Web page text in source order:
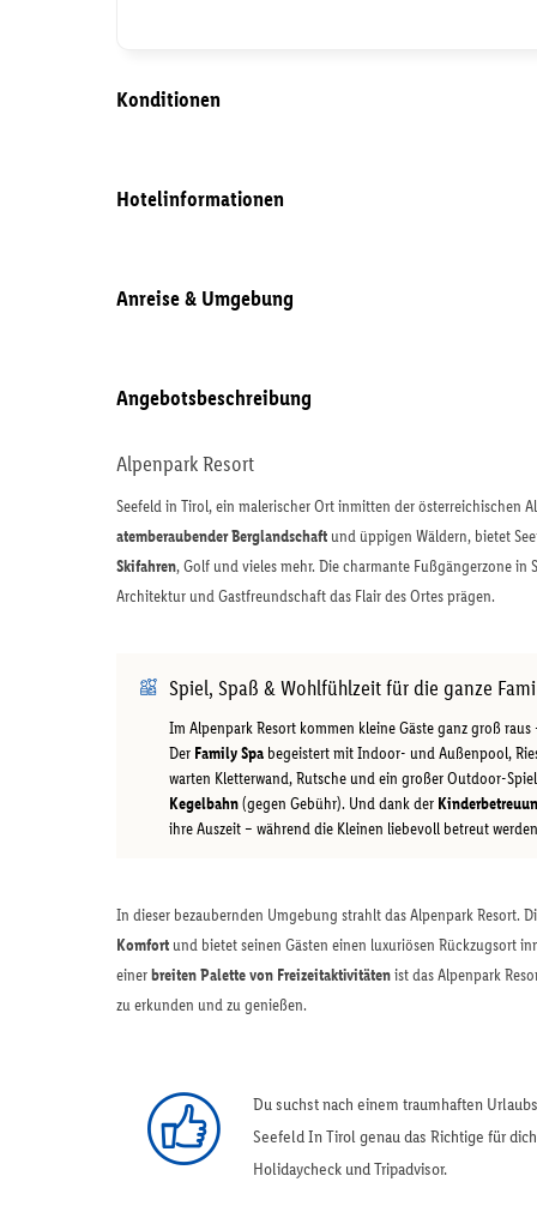
Konditionen
Hotelinformationen
Anreise & Umgebung
Angebotsbeschreibung
Alpenpark Resort
Seefeld in Tirol, ein malerischer Ort inmitten der österreichischen
atemberaubender Berglandschaft und üppigen Wäldern, bietet
Skifahren, Golf und vieles mehr. Die charmante Fußgängerzone
Architektur und Gastfreundschaft das Flair des Ortes prägen.
Spiel, Spaß & Wohlfühlzeit für die ganze
Im Alpenpark Resort kommen kleine Gäste ganz groß
Der Family Spa begeistert mit Indoor- und Außenpool,
warten Kletterwand, Rutsche und ein großer Outdoor-
Kegelbahn(gegen Gebühr). Und dank der
ihre Auszeit – während die Kleinen liebevoll betreut
In dieser bezaubernden Umgebung strahlt das Alpenpark Resort.
Komfort und bietet seinen Gästen einen luxuriösen Rückzugsort
einerbreiten Palette von Freizeitaktivitätenist das Alpenpark
zu erkunden und zu genießen.
Du suchst nach einem traumhaften
Seefeld In Tirol genau das Richtige für
Holidaycheck und Tripadvisor.